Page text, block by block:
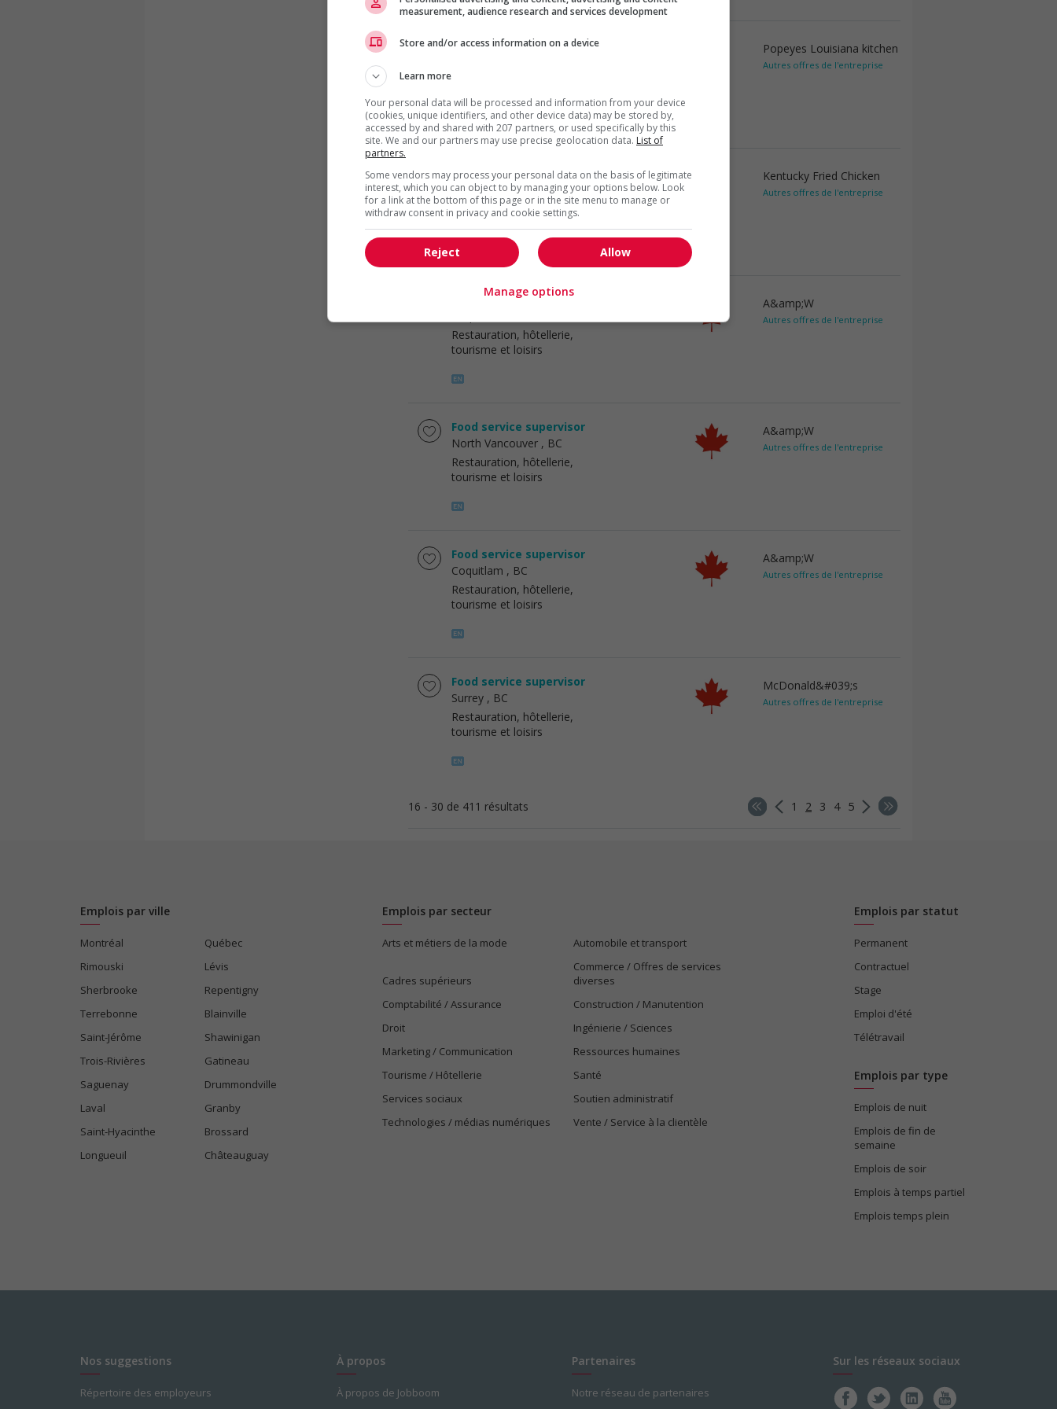
Food service supervisor
tourisme et loisirs
Popeyes Louisiana kitchen
Autres offres de l'entreprise
Food service supervisor
Delta, BC
Restauration, hôtellerie,
tourisme et loisirs
Kentucky Fried Chicken
Autres offres de l'entreprise
Food service supervisor
Restauration, hôtellerie,
tourisme et loisirs
A&amp;W
Autres offres de l'entreprise
Food service supervisor
North Vancouver , BC
Restauration, hôtellerie,
tourisme et loisirs
A&amp;W
Autres offres de l'entreprise
Food service supervisor
Coquitlam , BC
Restauration, hôtellerie,
tourisme et loisirs
A&amp;W
Autres offres de l'entreprise
Food service supervisor
Surrey , BC
Restauration, hôtellerie,
tourisme et loisirs
McDonald&#039;s
Autres offres de l'entreprise
16 - 30 de 411 résultats 1 2 3 4 5
Emplois par ville
Montréal
Québec
Rimouski
Lévis
Sherbrooke
Repentigny
Terrebonne
Blainville
Saint-Jérôme
Shawinigan
Trois-Rivières
Gatineau
Saguenay
Drummondville
Laval
Granby
Saint-Hyacinthe
Brossard
Longueuil
Châteauguay
Emplois par secteur
Arts et métiers de la mode Automobile et transport
Cadres supérieurs
Commerce / Offres de services
diverses
Comptabilité / Assurance
Construction / Manutention
Droit
Ingénierie / Sciences
Marketing / Communication
Ressources humaines
Tourisme / Hôtellerie
Santé
Services sociaux
Soutien administratif
Technologies / médias numériques
Vente / Service à la clientèle
Emplois par statut
Permanent
Contractuel
Stage
Emploi d'été
Télétravail
Emplois par type
Emplois de nuit
Emplois de fin de
semaine
Emplois de soir
Emplois à temps partiel
Emplois temps plein
Nos suggestions
Répertoire des employeurs
À propos
À propos de Jobboom
Partenaires
Notre réseau de partenaires
Sur les réseaux sociaux
measurement, audience research and services development
Store and/or access information on a device
Learn more
Your personal data will be processed and information from your device
(cookies, unique identifiers, and other device data) may be stored by,
accessed by and shared with 207 partners, or used specifically by this
site. We and our partners may use precise geolocation data. List of
partners.
Some vendors may process your personal data on the basis of legitimate
interest, which you can object to by managing your options below. Look
for a link at the bottom of this page or in the site menu to manage or
withdraw consent in privacy and cookie settings.
Allow
Reject
Manage options